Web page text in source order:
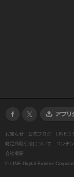
お知らせ 公式ブログ LINEコ
特定商取引法について
コンテ
会社概要
© LINE Digital Frontier